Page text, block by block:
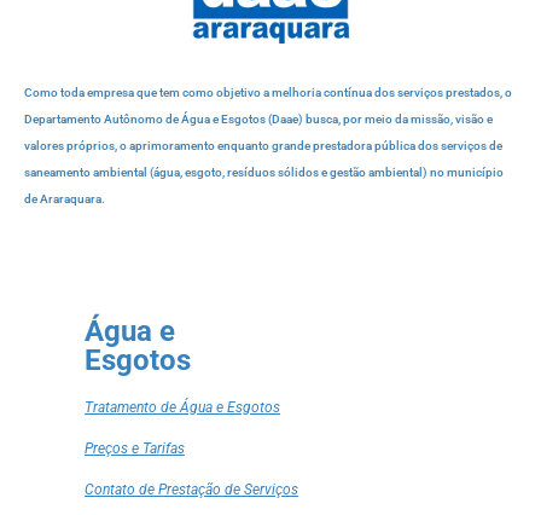
Como toda empresa que tem como objetivo a melhoria contínua dos serviços prestados, o
Departamento Autônomo de Água e Esgotos (Daae) busca, por meio da missão, visão e
valores próprios, o aprimoramento enquanto grande prestadora pública dos serviços de
saneamento ambiental (água, esgoto, resíduos sólidos e gestão ambiental) no município
de Araraquara.
Água e
Esgotos
Tratamento de Água e Esgotos
Preços e Tarifas
Contato de Prestação de Serviços